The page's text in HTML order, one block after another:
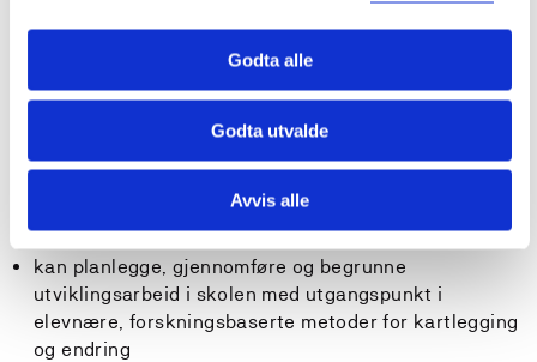
Godta alle
Godta utvalde
Avvis alle
kan forklare hvordan egen praksis blir påvirket av
utdanningspolitikk
Generell kompetanse
kan planlegge, gjennomføre og begrunne
utviklingsarbeid i skolen med utgangspunkt i
elevnære, forskningsbaserte metoder for kartlegging
og endring